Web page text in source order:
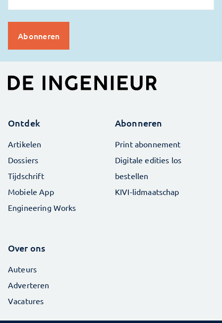
Ontdek
Artikelen
Dossiers
Tijdschrift
Mobiele App
Engineering Works
Abonneren
Print abonnement
Digitale edities los
bestellen
KIVI-lidmaatschap
Over ons
Auteurs
Adverteren
Vacatures